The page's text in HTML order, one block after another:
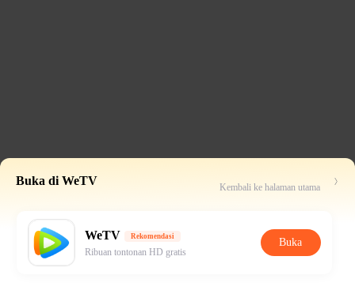
Buka di WeTV Kembali ke halaman utama
WeTV Rekomendasi
Ribuan tontonan HD gratis
Buka